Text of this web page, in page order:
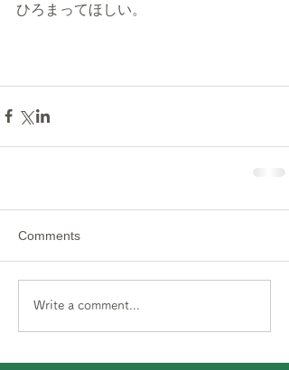
ひろまってほしい。
Comments
Write a comment...